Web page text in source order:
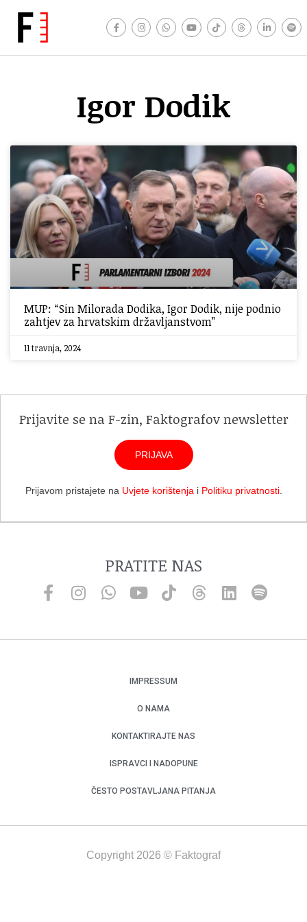
Igor Dodik
MUP: “Sin Milorada Dodika, Igor Dodik, nije podnio
zahtjev za hrvatskim državljanstvom”
11 travnja, 2024
Prijavite se na F-zin, Faktografov newsletter
PRIJAVA
Prijavom pristajete na Uvjete korištenja i Politiku privatnosti.
PRATITE NAS
IMPRESSUM
O NAMA
KONTAKTIRAJTE NAS
ISPRAVCI I NADOPUNE
ČESTO POSTAVLJANA PITANJA
Copyright 2026 © Faktograf